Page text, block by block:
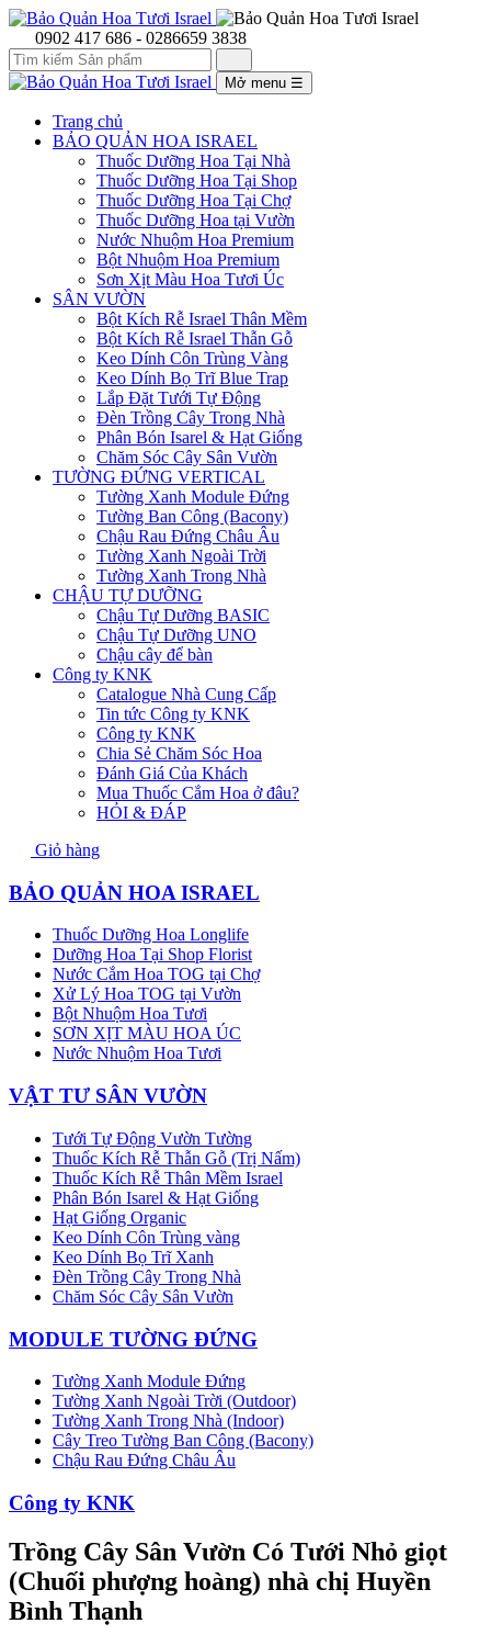
0902 417 686 - 0286659 3838
Mở menu ☰
Trang chủ
BẢO QUẢN HOA ISRAEL
Thuốc Dưỡng Hoa Tại Nhà
Thuốc Dưỡng Hoa Tại Shop
Thuốc Dưỡng Hoa Tại Chợ
Thuốc Dưỡng Hoa tại Vườn
Nước Nhuộm Hoa Premium
Bột Nhuộm Hoa Premium
Sơn Xịt Màu Hoa Tươi Úc
SÂN VƯỜN
Bột Kích Rễ Israel Thân Mềm
Bột Kích Rễ Israel Thẫn Gỗ
Keo Dính Côn Trùng Vàng
Keo Dính Bọ Trĩ Blue Trap
Lắp Đặt Tưới Tự Động
Đèn Trồng Cây Trong Nhà
Phân Bón Isarel & Hạt Giống
Chăm Sóc Cây Sân Vườn
TƯỜNG ĐỨNG VERTICAL
Tường Xanh Module Đứng
Tường Ban Công (Bacony)
Chậu Rau Đứng Châu Âu
Tường Xanh Ngoài Trời
Tường Xanh Trong Nhà
CHẬU TỰ DƯỠNG
Chậu Tự Dưỡng BASIC
Chậu Tự Dưỡng UNO
Chậu cây để bàn
Công ty KNK
Catalogue Nhà Cung Cấp
Tin tức Công ty KNK
Công ty KNK
Chia Sẻ Chăm Sóc Hoa
Đánh Giá Của Khách
Mua Thuốc Cắm Hoa ở đâu?
HỎI & ĐÁP
Giỏ hàng
BẢO QUẢN HOA ISRAEL
Thuốc Dưỡng Hoa Longlife
Dưỡng Hoa Tại Shop Florist
Nước Cắm Hoa TOG tại Chợ
Xử Lý Hoa TOG tại Vườn
Bột Nhuộm Hoa Tươi
SƠN XỊT MÀU HOA ÚC
Nước Nhuộm Hoa Tươi
VẬT TƯ SÂN VƯỜN
Tưới Tự Động Vườn Tường
Thuốc Kích Rễ Thẫn Gỗ (Trị Nấm)
Thuốc Kích Rễ Thân Mềm Israel
Phân Bón Isarel & Hạt Giống
Hạt Giống Organic
Keo Dính Côn Trùng vàng
Keo Dính Bọ Trĩ Xanh
Đèn Trồng Cây Trong Nhà
Chăm Sóc Cây Sân Vườn
MODULE TƯỜNG ĐỨNG
Tường Xanh Module Đứng
Tường Xanh Ngoài Trời (Outdoor)
Tường Xanh Trong Nhà (Indoor)
Cây Treo Tường Ban Công (Bacony)
Chậu Rau Đứng Châu Âu
Công ty KNK
Trồng Cây Sân Vườn Có Tưới Nhỏ giọt
(Chuối phượng hoàng) nhà chị Huyền
Bình Thạnh